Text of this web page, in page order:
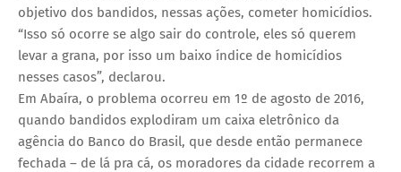
objetivo dos bandidos, nessas ações, cometer homicídios.
“Isso só ocorre se algo sair do controle, eles só querem
levar a grana, por isso um baixo índice de homicídios
nesses casos”, declarou.
Em Abaíra, o problema ocorreu em 1º de agosto de 2016,
quando bandidos explodiram um caixa eletrônico da
agência do Banco do Brasil, que desde então permanece
fechada – de lá pra cá, os moradores da cidade recorrem a